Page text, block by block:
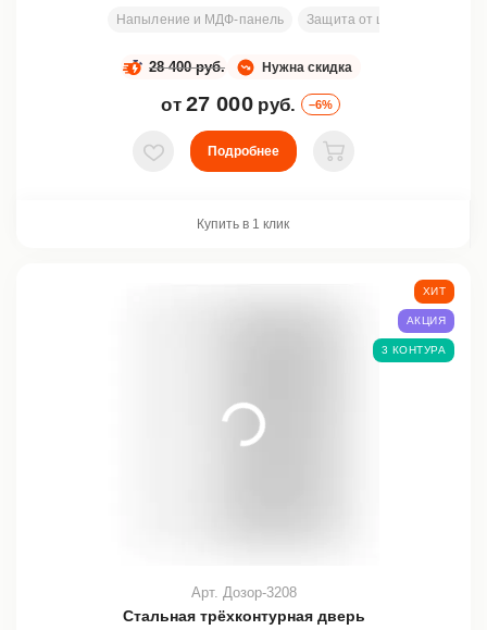
Напыление и МДФ-панель Защита от шума и холода
Нужна скидка
28 400 руб.
от 27 000 руб. –6%
В избранное
Подробнее
В корзину
Купить в 1 клик
Стальная трёхконтурная дверь
Арт. Дозор-3208
ХИТ
АКЦИЯ
3 КОНТУРА